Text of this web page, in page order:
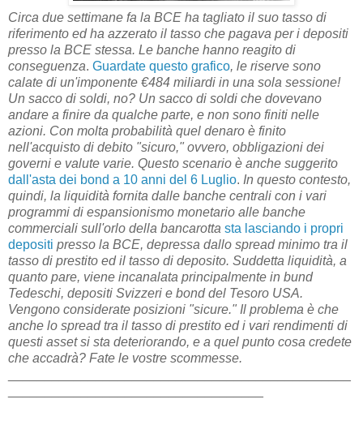
Circa due settimane fa la BCE ha tagliato il suo tasso di
riferimento ed ha azzerato il tasso che pagava per i depositi
presso la BCE stessa. Le banche hanno reagito di
conseguenza. Guardate questo grafico, le riserve sono
calate di un'imponente €484 miliardi in una sola sessione!
Un sacco di soldi, no? Un sacco di soldi che dovevano
andare a finire da qualche parte, e non sono finiti nelle
azioni. Con molta probabilità quel denaro è finito
nell'acquisto di debito "sicuro," ovvero, obbligazioni dei
governi e valute varie. Questo scenario è anche suggerito
dall'asta dei bond a 10 anni del 6 Luglio. In questo contesto,
quindi, la liquidità fornita dalle banche centrali con i vari
programmi di espansionismo monetario alle banche
commerciali sull'orlo della bancarotta sta lasciando i propri
depositi presso la BCE, depressa dallo spread minimo tra il
tasso di prestito ed il tasso di deposito. Suddetta liquidità, a
quanto pare, viene incanalata principalmente in bund
Tedeschi, depositi Svizzeri e bond del Tesoro USA.
Vengono considerate posizioni "sicure." Il problema è che
anche lo spread tra il tasso di prestito ed i vari rendimenti di
questi asset si sta deteriorando, e a quel punto cosa credete
che accadrà? Fate le vostre scommesse.